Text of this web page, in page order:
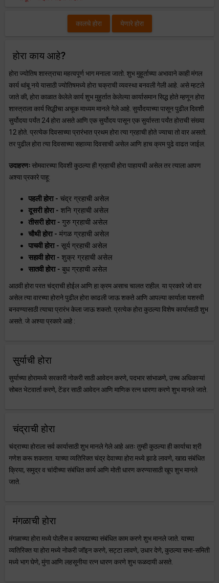
कालचे होरा येणारे होरा
होरा काय आहे?
होरा ज्योतिष शास्त्राचा महत्वपूर्ण भाग मनाला जातो. शुभ मुहूर्ताच्या अभावाने काही मंगल
कार्य थांबू नये यासाठी ज्योतिषमध्ये होरा चक्राची व्यवस्था बनवली गेली आहे. असे म्हटले
जाते की, होरा काळात केलेले कार्य शुभ मुहुर्तात केलेल्या कार्यासमान सिद्ध होते म्हणून होरा
शास्त्राला कार्य सिद्धीचा अचूक माध्यम मानले गेले आहे. सुर्योदयाच्या पासून पुढील दिवशी
सुर्योदया पर्यंत 24 होरा असते आणि एक सुर्योदय पासून एक सुर्यास्ता पर्यंत होराची संख्या
12 होते. प्रत्येक दिवसाच्या प्रारंभात प्रथम होरा त्या ग्रहाची होते ज्याचा तो वार असतो.
तर पुढील होरा त्या दिवसाच्या सहाव्या दिवसाची असेल आणि हाच क्रम पुढे वाढत जाईल.
उदाहरणःसोमवारच्या दिवशी कुठल्या ही ग्रहाची होरा पाहायची असेल तर त्याला आपण
अश्या प्रकारे पाहू:
पहली होरा - चंद्र ग्रहाची असेल
दूसरी होरा - शनि ग्रहाची असेल
तीसरी होरा - गुरु ग्रहाची असेल
चौथी होरा - मंगळ ग्रहाची असेल
पाचवी होरा - सूर्य ग्रहाची असेल
सहावी होरा - शुक्र ग्रहाची असेल
सातवी होरा - बुध ग्रहाची असेल
आठवी होरा परत चंद्राची होईल आणि हा क्रम असाच चालत राहील. या प्रकारे जो वार
असेल त्या वारच्या होराने पुढील होरा काढली जाऊ शकते आणि आपल्या कार्याला यशस्वी
बनवण्यासाठी त्याचा प्रारंभ केला जाऊ शकतो. प्रत्येक होरा कुठल्या विशेष कार्यासाठी शुभ
असते. जे अश्या प्रकारे आहे :
सुर्याची होरा
सुर्याच्या होरामध्ये सरकारी नोकरी साठी आवेदन करणे, पदभार सांभाळणे, उच्च अधिकाऱ्यां
सोबत भेटवार्ता करणे, टेंडर साठी आवेदन आणि माणिक रत्न धारणा करणे शुभ मानले जाते.
चंद्राची होरा
चंद्राच्या होराला सर्व कार्यासाठी शुभ मानले गेले आहे अतः तुम्ही कुठल्या ही कार्याचा श्री
गणेश करू शकतात. याच्या व्यतिरिक्त चंद्र देवाच्या होरा मध्ये झाडे लावणे, खाद्य संबंधित
क्रिया, समुद्र व चांदीच्या संबंधित कार्य आणि मोती धारण करण्यासाठी खूप शुभ मानले
जाते.
मंगळाची होरा
मंगळाच्या होरा मध्ये पोलीस व कायद्याच्या संबंधित काम करणे शुभ मानले जाते. याच्या
व्यतिरिक्त या होरा मध्ये नोकरी जॉइन करणे, सट्टा लावणे, उधार देणे, कुठल्या सभा-समिती
मध्ये भाग घेणे, मुंगा आणि लहसूनीया रत्न धारण करणे शुभ फळदायी असते.